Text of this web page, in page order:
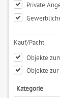
Private
Kauf/Pacht
Objekte
Objekte
Kategorie